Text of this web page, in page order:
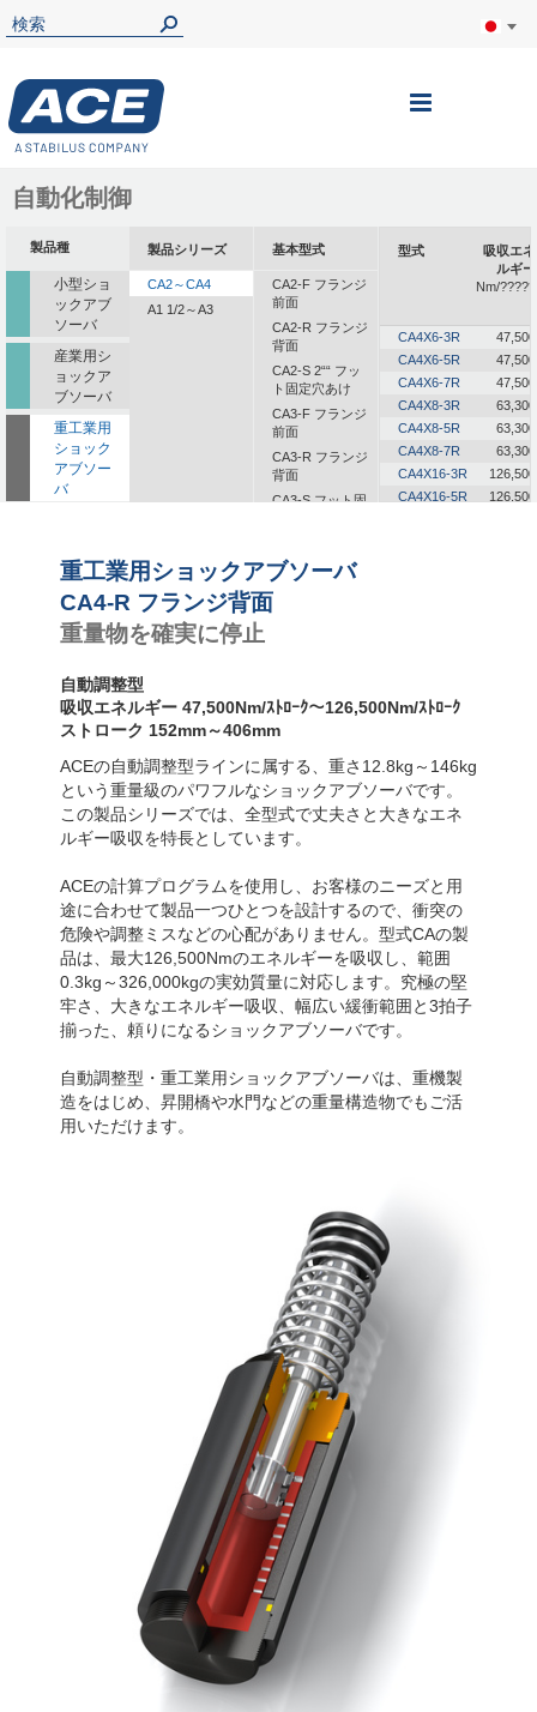
ナ
自動化制御
製品種
小型ショ
ックアブ
ソーバ
産業用シ
ョックア
ブソーバ
重工業用
ショック
アブソー
バ
製品シリーズ
CA2～CA4
A1 1/2～A3
基本型式
CA2-F フランジ
前面
CA2-R フランジ
背面
CA2-S 2““ フッ
ト固定穴あけ
CA3-F フランジ
前面
CA3-R フランジ
背面
CA3-S フット固
前面
CA4-R フランジ
定
型式
吸収エネ
ルギー
Nm/?????
CA4X6-3R
47,500
CA4X6-5R
47,500
CA4X6-7R
47,500
CA4X8-3R
63,300
CA4X8-5R
63,300
CA4X8-7R
63,300
CA4X16-3R
126,500
CA4X16-5R
126,500
重工業用ショックアブソーバ
CA4-R フランジ背面
重量物を確実に停止
自動調整型
吸収エネルギー 47,500Nm/ｽﾄﾛｰｸ～126,500Nm/ｽﾄﾛｰｸ
ストローク 152mm～406mm
ACEの自動調整型ラインに属する、重さ12.8kg～146kg
という重量級のパワフルなショックアブソーバです。
この製品シリーズでは、全型式で丈夫さと大きなエネ
ルギー吸収を特長としています。
ACEの計算プログラムを使用し、お客様のニーズと用
途に合わせて製品一つひとつを設計するので、衝突の
危険や調整ミスなどの心配がありません。型式CAの製
品は、最大126,500Nmのエネルギーを吸収し、範囲
0.3kg～326,000kgの実効質量に対応します。究極の堅
牢さ、大きなエネルギー吸収、幅広い緩衝範囲と3拍子
揃った、頼りになるショックアブソーバです。
自動調整型・重工業用ショックアブソーバは、重機製
造をはじめ、昇開橋や水門などの重量構造物でもご活
用いただけます。